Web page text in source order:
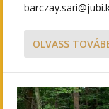
OLVASS